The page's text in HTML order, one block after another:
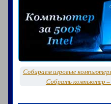
Собираем игровые
Собрать компьютер –